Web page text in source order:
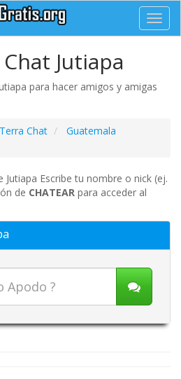
Jutiapa
para hacer amigos y amigas
Terra Chat
Guatemala
Escribe tu nombre o nick (ej.
de CHATEAR para acceder al